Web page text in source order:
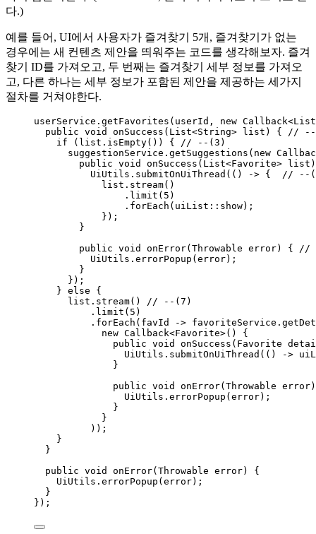
다.)
예를 들어, UI에서 사용자가 즐겨찾기 5개, 즐겨찾기가 없는
경우에는 새 컨텐츠 제안을 띄워주는 코드를 생각해보자. 즐겨
찾기 ID를 가져오고, 두 번째는 즐겨찾기 세부 정보를 가져오
고, 다른 하나는 세부 정보가 포함된 제안을 제공하는 세가지
절차를 거쳐야한다.
userService . getFavorites ( userId, new Callback<List
public void onSuccess ( List<String> list ) {
// --
if ( list . isEmpty() ) {
// --(3)
suggestionService . getSuggestions ( new
public void onSuccess ( List<Favorite> list )
UiUtils . submitOnUiThread ( () -> {
// --
list . stream()
. limit ( 5 )
. forEach ( uiList :: show) ;
} ) ;
}
public void onError(Throwable error) {
//
UiUtils . errorPopup (error) ;
}
} ) ;
} else {
list . stream()
// --(7)
. limit ( 5 )
. forEach ( favId -> favoriteService .
new Callback<Favorite>() {
public void onSuccess ( Favorite
UiUtils . submitOnUiThread ( () ->
}
public void onError(Throwable error)
UiUtils . errorPopup (error) ;
}
}
)) ;
}
}
public void onError(Throwable error)
{
UiUtils . errorPopup (error) ;
}
} ) ;